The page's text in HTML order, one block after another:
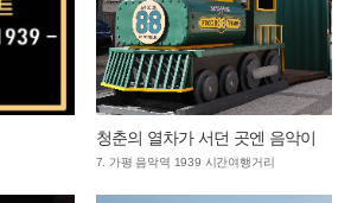
청춘의 열차가 서던 곳엔 음악이
7. 가평 음악역 1939 시간여행거리